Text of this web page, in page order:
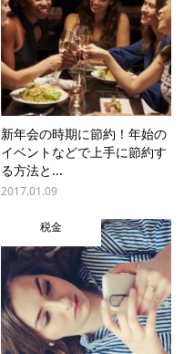
新年会の時期に節約！年始の
イベントなどで上手に節約す
る方法と...
2017.01.09
税金